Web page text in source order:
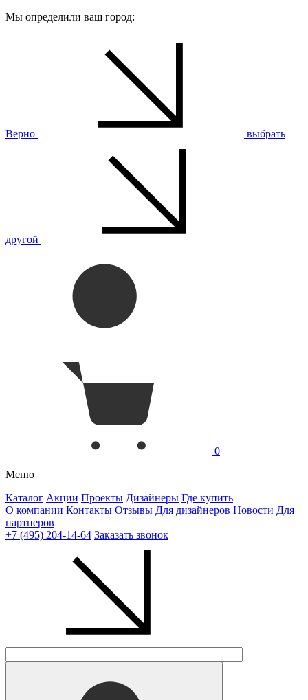
Мы определили ваш город:
Верно выбрать
другой
0
Меню
Каталог Акции Проекты Дизайнеры Где купить
О компании Контакты Отзывы Для дизайнеров Новости Для
партнеров
+7 (495) 204-14-64 Заказать звонок